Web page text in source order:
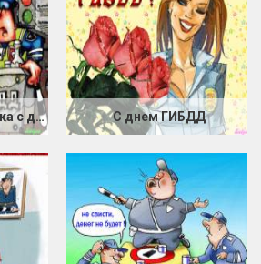
Прикольная открытка с днем гибдд С днем ГИБДД